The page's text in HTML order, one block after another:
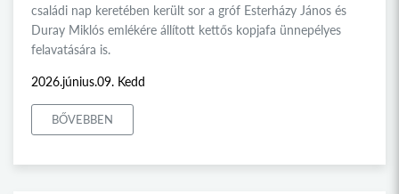
családi nap keretében került sor a gróf Esterházy János és
Duray Miklós emlékére állított kettős kopjafa ünnepélyes
felavatására is.
2026.június.09. Kedd
BŐVEBBEN